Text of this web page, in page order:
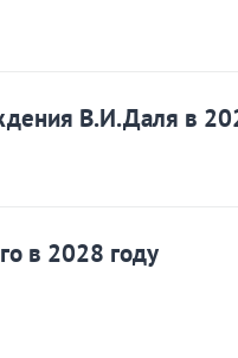
В.И.Даля в
в 2028 году